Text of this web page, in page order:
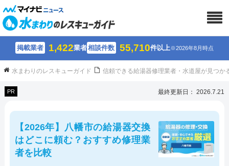
掲載業者 1,422業者相談件数 55,710件以上※2026年8月時点
水まわりのレスキューガイド 信頼できる給湯器修理業者・水道屋が見つか
PR 最終更新日： 2026.7.21
【2026年】八幡市の給湯器交換
はどこに頼む？おすすめ修理業
者を比較